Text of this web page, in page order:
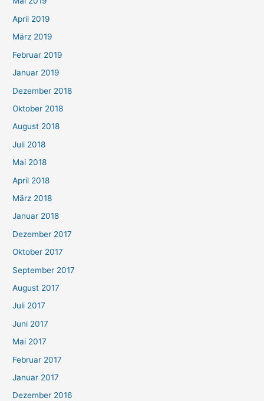
April 2019
März 2019
Februar 2019
Januar 2019
Dezember 2018
Oktober 2018
August 2018
Juli 2018
Mai 2018
April 2018
März 2018
Januar 2018
Dezember 2017
Oktober 2017
September 2017
August 2017
Juli 2017
Juni 2017
Mai 2017
Februar 2017
Januar 2017
Dezember 2016